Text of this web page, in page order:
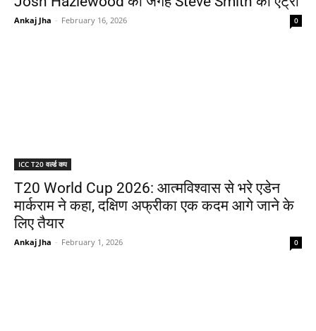
Ankaj Jha - February 16, 2026 0
ICC T20 वर्ल्ड कप
T20 World Cup 2026: आत्मविश्वास से भरे एडेन
मार्कराम ने कहा, दक्षिण अफ्रीका एक कदम आगे जाने के
लिए तैयार
Ankaj Jha - February 1, 2026 0